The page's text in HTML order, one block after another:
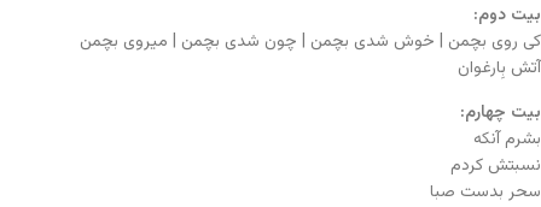
بیت دوم:
کی روی بچمن | خوش شدی بچمن | چون شدی بچمن | میروی بچمن
آتش بِارغوان
بیت چهارم:
بشرم آنکه
نسبتش کردم
سحر بدست صبا